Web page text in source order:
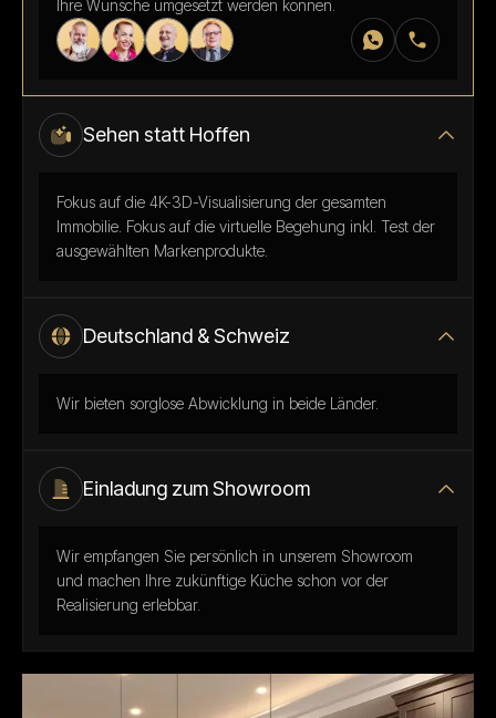
Ihre Wünsche umgesetzt werden können.
Sehen statt Hoffen
Fokus auf die 4K-3D-Visualisierung der gesamten
Immobilie. Fokus auf die virtuelle Begehung inkl. Test der
ausgewählten Markenprodukte.
Deutschland & Schweiz
Wir bieten sorglose Abwicklung in beide Länder.
Einladung zum Showroom
Wir empfangen Sie persönlich in unserem Showroom
und machen Ihre zukünftige Küche schon vor der
Realisierung erlebbar.